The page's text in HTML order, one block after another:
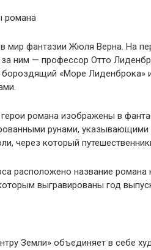
романа
мир фантазии Жюля Верна. На
ним — профессор Отто
бороздящий «Море Лиденброка»
романа изображены в
рунами,
через который
расположено название
которым выгравированы год
Земли» объединяет в себе